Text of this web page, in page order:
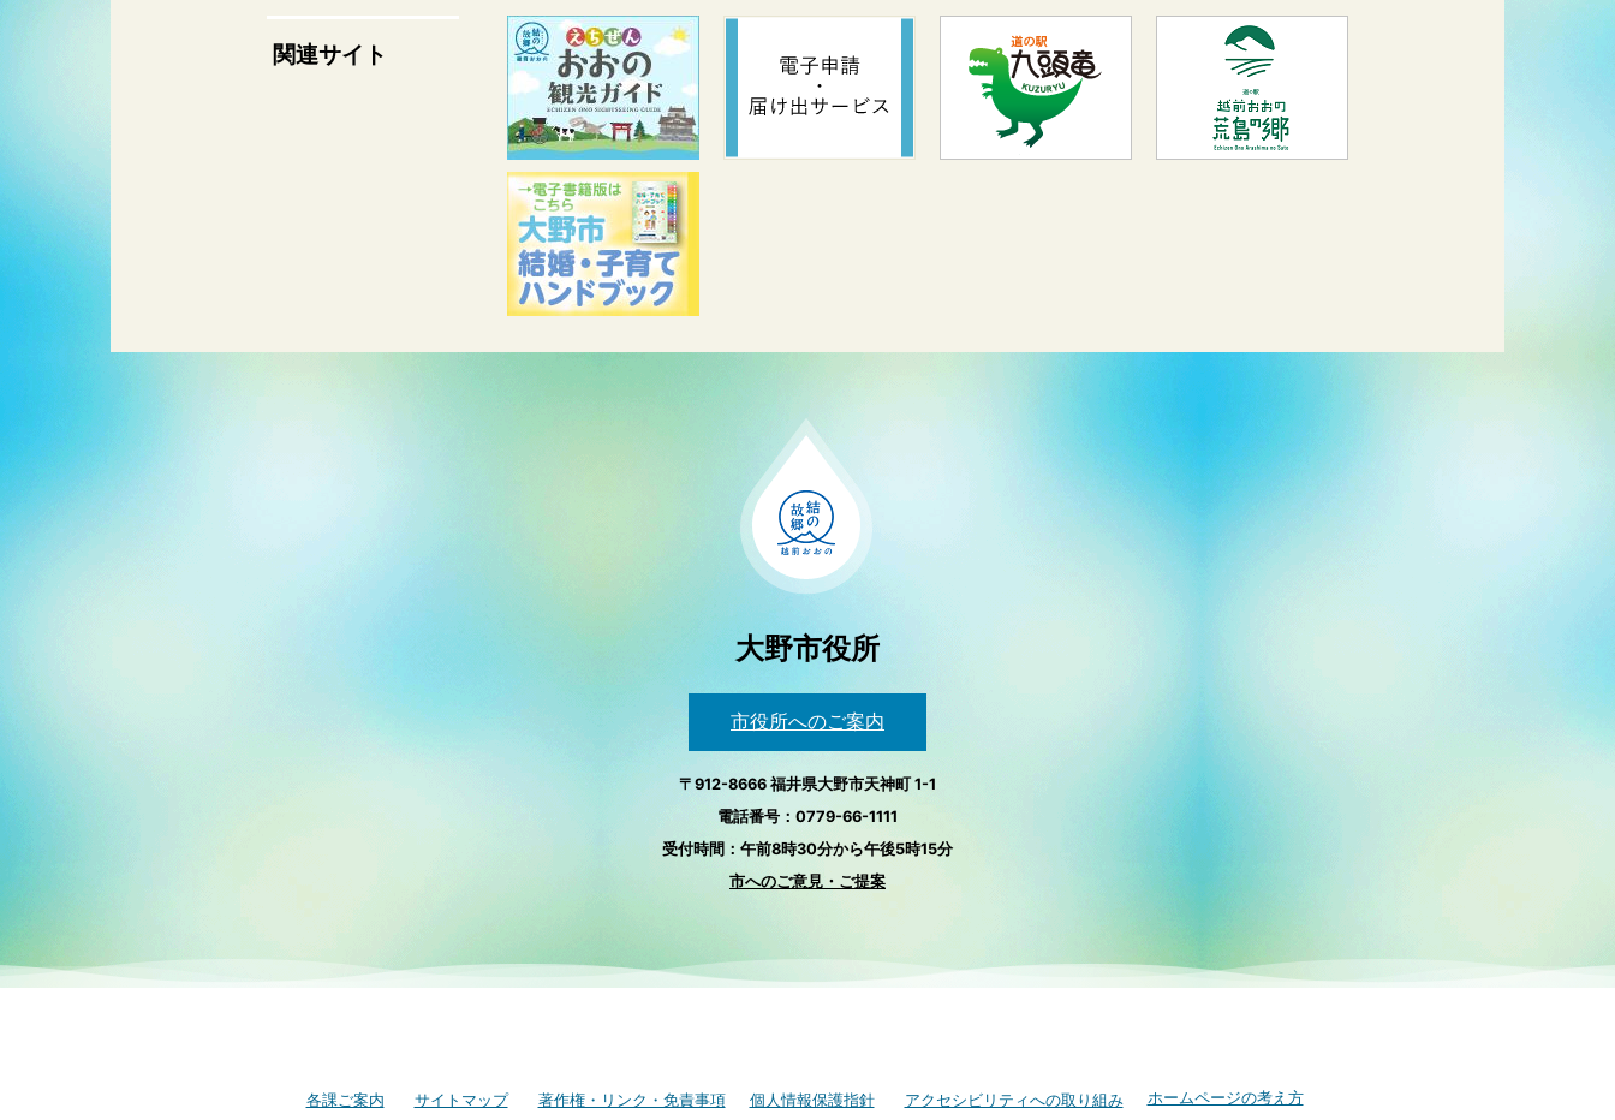
関連サイト
大野市役所
市役所へのご案内
〒912-8666 福井県大野市天神町 1-1
電話番号：0779-66-1111
受付時間：午前8時30分から午後5時15分
市へのご意見・ご提案
各課ご案内 サイトマップ 著作権・リンク・免責事項 個人情報保護指針 アクセシビリティへの取り組み ホームページの考え方